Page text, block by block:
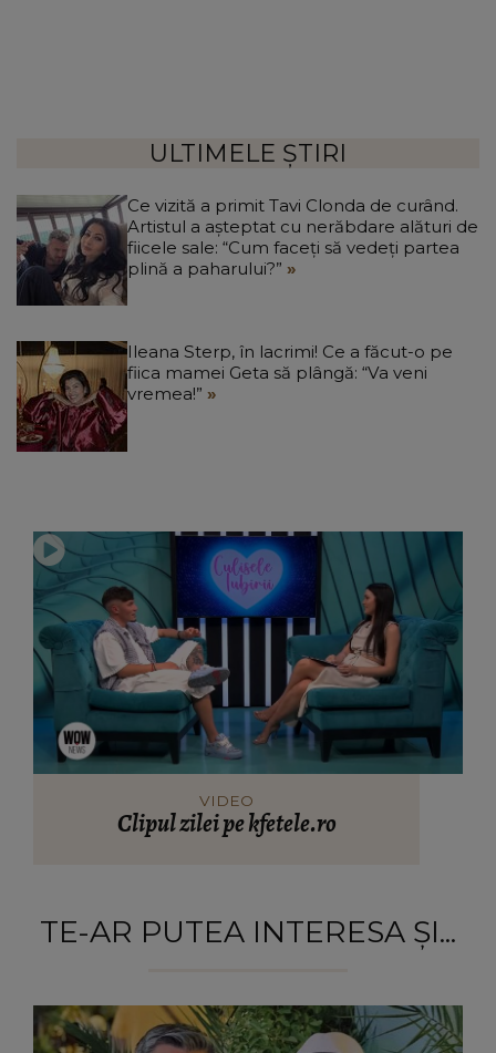
ULTIMELE ȘTIRI
Ce vizită a primit Tavi Clonda de curând.
Artistul a așteptat cu nerăbdare alături de
fiicele sale: “Cum faceți să vedeți partea
plină a paharului?”
Ileana Sterp, în lacrimi! Ce a făcut-o pe
fiica mamei Geta să plângă: “Va veni
vremea!”
VIDEO
Clipul zilei pe kfetele.ro
TE-AR PUTEA INTERESA ȘI...